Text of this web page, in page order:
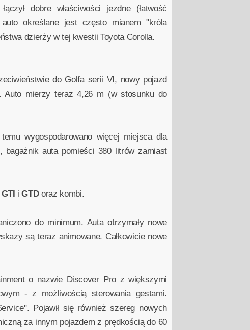
dobre właściwości jezdne (łatwość
określane jest często mianem "króla
dzierży w tej kwestii Toyota Corolla.
do Golfa serii VI, nowy pojazd
Auto mierzy teraz 4,26 m (w stosunku do
wygospodarowano więcej miejsca dla
bagażnik auta pomieści 380 litrów zamiast
GTI iGTDoraz kombi.
do minimum. Auta otrzymały nowe
są teraz animowane. Całkowicie nowe
o nazwie Discover Pro z większymi
- z możliwością sterowania gestami.
Pojawił się również szereg nowych
za innym pojazdem z prędkością do 60